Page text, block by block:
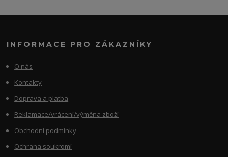
INFORMACE PRO ZÁKAZNÍKY
O nás
Kontakty
Doprava a platba
Reklamace/vrácení/výměna zboží
Obchodní podmínky
Ochrana soukromí